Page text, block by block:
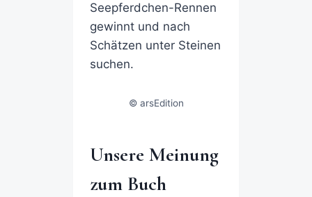
Seepferdchen-Rennen
gewinnt und nach
Schätzen unter Steinen
suchen.
© arsEdition
Unsere Meinung
zum Buch